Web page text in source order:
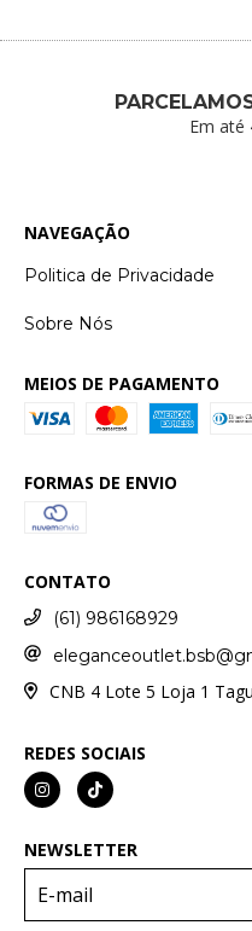
Em até
NAVEGAÇÃO
Politica de Privacidade
Sobre Nós
MEIOS DE PAGAMENTO
FORMAS DE ENVIO
CONTATO
(61) 986168929
CNB 4 Lote 5 Loja 1
REDES SOCIAIS
NEWSLETTER